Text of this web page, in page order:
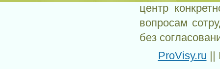
центр
вопросам
без
ProVisy.ru ||